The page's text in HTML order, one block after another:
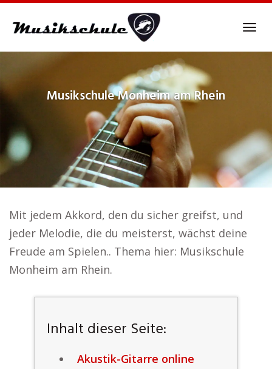
MusikschuleMonheim am Rhein
Mit jedem Akkord, den du sicher greifst, und
jeder Melodie, die du meisterst, wächst deine
Freude am Spielen.. Thema hier: Musikschule
Monheim am Rhein.
Inhalt dieser Seite:
Akustik-Gitarre online